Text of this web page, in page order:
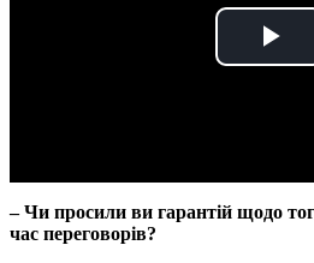
– Чи просили ви гарантій щодо
час переговорів?